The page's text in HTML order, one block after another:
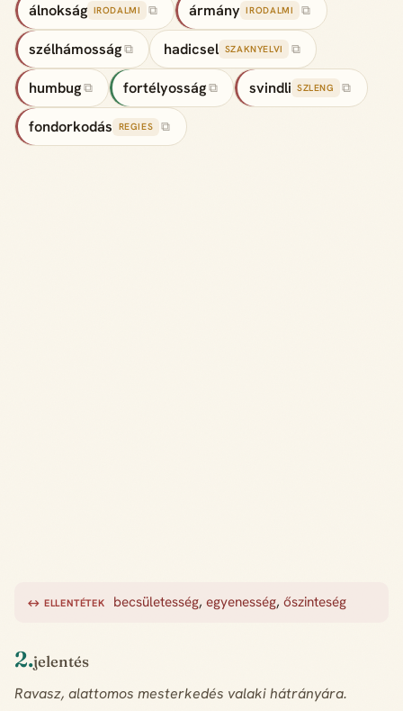
álnokság IRODALMI ⧉ ármány IRODALMI ⧉
szélhámosság ⧉ hadicsel SZAKNYELVI ⧉
humbug ⧉ fortélyosság ⧉ svindli SZLENG ⧉
fondorkodás REGIES ⧉
↔ ELLENTÉTEK becsületesség,egyenesség,őszinteség
2.jelentés
Ravasz, alattomos mesterkedés valaki hátrányára.